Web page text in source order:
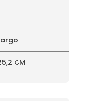
CM